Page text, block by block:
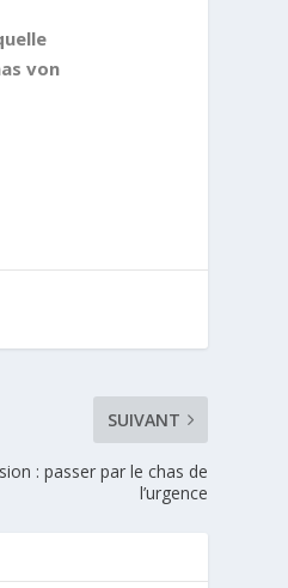
von
SUIVANT
: passer par le chas de
l’urgence